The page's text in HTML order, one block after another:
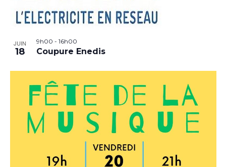
JUIN
18
9h00 - 16h00
Coupure Enedis